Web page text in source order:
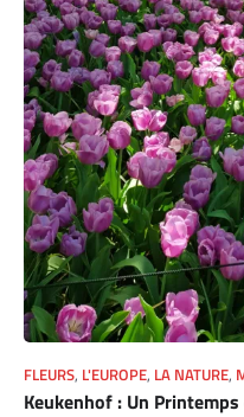
FLEURS, L'EUROPE, LA NATURE,
Keukenhof : Un